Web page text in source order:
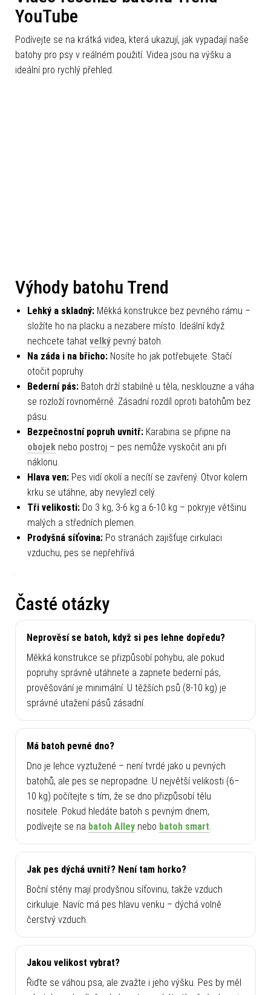
Video recenze batohu Trend –
YouTube
Podívejte se na krátká videa, která ukazují, jak vypadají naše
batohy pro psy v reálném použití. Videa jsou na výšku a
Výhody batohu Trend
Lehký a skladný:Měkká konstrukce bez pevného rámu –
složíte ho na placku a nezabere místo. Ideální když
nechcete tahatvelký pevný batoh.
Na záda i na břicho:
otočit popruhy.
Bederní pás:Batoh drží stabilně u těla, nesklouzne a váha
se rozloží rovnoměrně. Zásadní rozdíl oproti batohům bez
pásu.
Bezpečnostní popruh uvnitř:Karabina se připne na
obojeknebo postroj – pes nemůže vyskočit ani při
náklonu.
Hlava ven:Pes vidí okolí a necítí se zavřený. Otvor kolem
krku se utáhne, aby nevylezl celý.
Tři velikosti:Do 3 kg, 3-6 kg a 6-10 kg – pokryje většinu
malých a středních plemen.
Prodyšná síťovina:Po stranách zajišťuje cirkulaci
Časté otázky
Neprověsí se batoh, když si pes lehne dopředu?
Měkká konstrukce se přizpůsobí pohybu, ale pokud
popruhy správně utáhnete a zapnete bederní pás,
prověšování je minimální. U těžších psů (8-10 kg) je
správné utažení pásů zásadní.
Má batoh pevné dno?
Dno je lehce vyztužené – není tvrdé jako u pevných
batohů, ale pes se nepropadne. U největší velikosti (6–
10 kg) počítejte s tím, že se dno přizpůsobí tělu
nositele. Pokud hledáte batoh s pevným dnem,
podívejte se nabatoh Alleynebobatoh smart.
Jak pes dýchá uvnitř? Není tam horko?
Boční stěny mají prodyšnou síťovinu, takže vzduch
cirkuluje. Navíc má pes hlavu venku – dýchá volně
čerstvý vzduch.
Jakou velikost vybrat?